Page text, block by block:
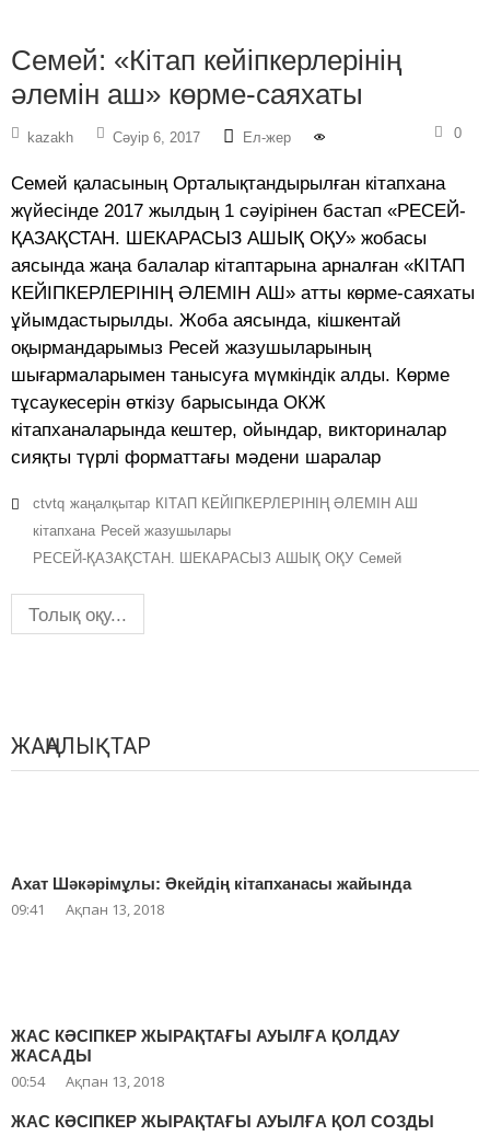
Семей: «Кітап кейіпкерлерінің
әлемін аш» көрме-саяхаты
kazakh Сәуір 6, 2017 Ел-жер 0
Семей қаласының Орталықтандырылған кітапхана
жүйесінде 2017 жылдың 1 сәуірінен бастап «РЕСЕЙ-
ҚАЗАҚСТАН. ШЕКАРАСЫЗ АШЫҚ ОҚУ» жобасы
аясында жаңа балалар кітаптарына арналған «КІТАП
КЕЙІПКЕРЛЕРІНІҢ ӘЛЕМІН АШ» атты көрме-саяхаты
ұйымдастырылды. Жоба аясында, кішкентай
оқырмандарымыз Ресей жазушыларының
шығармаларымен танысуға мүмкіндік алды. Көрме
тұсаукесерін өткізу барысында ОКЖ
кітапханаларында кештер, ойындар, викториналар
сияқты түрлі форматтағы мәдени шаралар
ctvtq жаңалқытар КІТАП КЕЙІПКЕРЛЕРІНІҢ ӘЛЕМІН АШ
кітапхана Ресей жазушылары
РЕСЕЙ-ҚАЗАҚСТАН. ШЕКАРАСЫЗ АШЫҚ ОҚУ Семей
Толық оқу...
ЖАҢАЛЫҚТАР
Ахат Шәкәрімұлы: Әкейдің кітапханасы жайында
09:41 Ақпан 13, 2018
ЖАС КӘСІПКЕР ЖЫРАҚТАҒЫ АУЫЛҒА ҚОЛДАУ
ЖАСАДЫ
00:54 Ақпан 13, 2018
ЖАС КӘСІПКЕР ЖЫРАҚТАҒЫ АУЫЛҒА ҚОЛ СОЗДЫ